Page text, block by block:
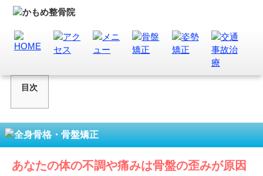
目次
あなたの体の不調や痛みは骨盤の歪みが原因